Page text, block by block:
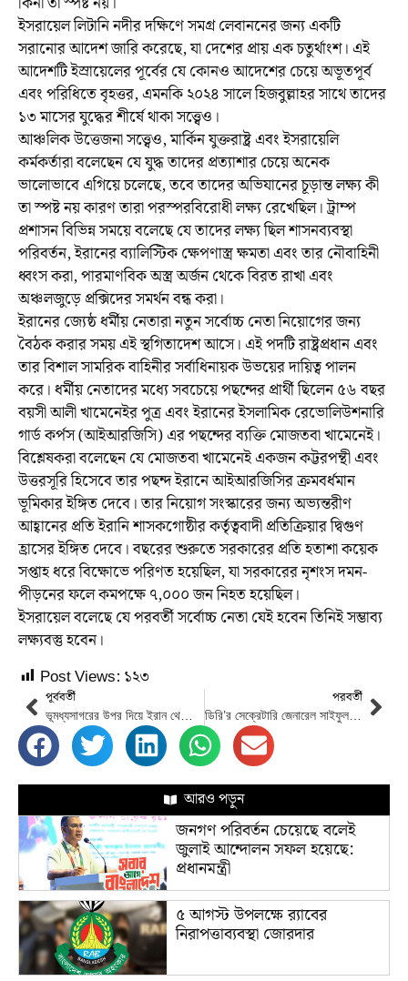
ইসরায়েল লিটানি নদীর দক্ষিণে সমগ্র লেবাননের জন্য একটি
সরানোর আদেশ জারি করেছে, যা দেশের প্রায় এক চতুর্থাংশ। এই
আদেশটি ইস্রায়েলের পূর্বের যে কোনও আদেশের চেয়ে অভূতপূর্ব
এবং পরিধিতে বৃহত্তর, এমনকি ২০২৪ সালে হিজবুল্লাহর সাথে তাদের
১৩ মাসের যুদ্ধের শীর্ষে থাকা সত্ত্বেও।
আঞ্চলিক উত্তেজনা সত্ত্বেও, মার্কিন যুক্তরাষ্ট্র এবং ইসরায়েলি
কর্মকর্তারা বলেছেন যে যুদ্ধ তাদের প্রত্যাশার চেয়ে অনেক
ভালোভাবে এগিয়ে চলেছে, তবে তাদের অভিযানের চূড়ান্ত লক্ষ্য কী
তা স্পষ্ট নয় কারণ তারা পরস্পরবিরোধী লক্ষ্য রেখেছিল। ট্রাম্প
প্রশাসন বিভিন্ন সময়ে বলেছে যে তাদের লক্ষ্য ছিল শাসনব্যবস্থা
পরিবর্তন, ইরানের ব্যালিস্টিক ক্ষেপণাস্ত্র ক্ষমতা এবং তার নৌবাহিনী
ধ্বংস করা, পারমাণবিক অস্ত্র অর্জন থেকে বিরত রাখা এবং
অঞ্চলজুড়ে প্রক্সিদের সমর্থন বন্ধ করা।
ইরানের জ্যেষ্ঠ ধর্মীয় নেতারা নতুন সর্বোচ্চ নেতা নিয়োগের জন্য
বৈঠক করার সময় এই স্থগিতাদেশ আসে। এই পদটি রাষ্ট্রপ্রধান এবং
তার বিশাল সামরিক বাহিনীর সর্বাধিনায়ক উভয়ের দায়িত্ব পালন
করে। ধর্মীয় নেতাদের মধ্যে সবচেয়ে পছন্দের প্রার্থী ছিলেন ৫৬ বছর
বয়সী আলী খামেনেইর পুত্র এবং ইরানের ইসলামিক রেভোলিউশনারি
গার্ড কর্পস (আইআরজিসি) এর পছন্দের ব্যক্তি মোজতবা খামেনেই।
বিশ্লেষকরা বলেছেন যে মোজতবা খামেনেই একজন কট্টরপন্থী এবং
উত্তরসূরি হিসেবে তার পছন্দ ইরানে আইআরজিসির ক্রমবর্ধমান
ভূমিকার ইঙ্গিত দেবে। তার নিয়োগ সংস্কারের জন্য অভ্যন্তরীণ
আহ্বানের প্রতি ইরানি শাসকগোষ্ঠীর কর্তৃত্ববাদী প্রতিক্রিয়ার দ্বিগুণ
হ্রাসের ইঙ্গিত দেবে। বছরের শুরুতে সরকারের প্রতি হতাশা কয়েক
সপ্তাহ ধরে বিক্ষোভে পরিণত হয়েছিল, যা সরকারের নৃশংস দমন-
পীড়নের ফলে কমপক্ষে ৭,০০০ জন নিহত হয়েছিল।
ইসরায়েল বলেছে যে পরবর্তী সর্বোচ্চ নেতা যেই হবেন তিনিই সম্ভাব্য
লক্ষ্যবস্তু হবেন।
Post Views: ১২৩
পূর্ববর্তী পরবর্তী
ডিরি’র সেক্রেটারি জেনারেল সাইফুল আচফিয়ার পদোন্নতি ও পিএইচডি অর্জন
আরও পড়ুন
জনগণ পরিবর্তন চেয়েছে বলেই
জুলাই আন্দোলন সফল হয়েছে:
প্রধানমন্ত্রী
৫ আগস্ট উপলক্ষে র‌্যাবের
নিরাপত্তাব্যবস্থা জোরদার